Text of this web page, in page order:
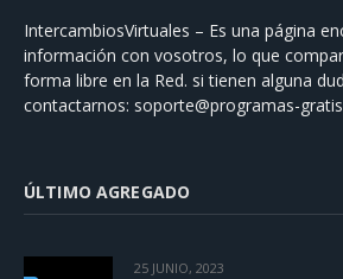
IntercambiosVirtuales – Es una página
información con vosotros, lo que
forma libre en la Red. si tienen alguna
contactarnos: soporte@programas-
ÚLTIMO AGREGADO
25 JUNIO, 2023